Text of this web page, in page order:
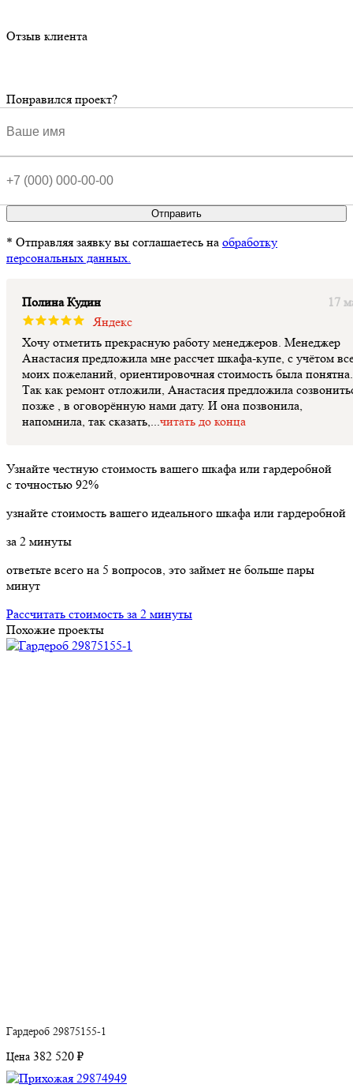
Отзыв клиента
Понравился проект?
Отправить
* Отправляя заявку вы соглашаетесь на обработку
персональных данных.
Полина Кудин
17
Яндекс
Хочу отметить прекрасную работу менеджеров. Менеджер
Анастасия предложила мне рассчет шкафа-купе, с учётом
моих пожеланий, ориентировочная стоимость была понятна.
Так как ремонт отложили, Анастасия предложила
позже , в оговорённую нами дату. И она позвонила,
напомнила, так сказать,...читать до конца
Узнайте честную стоимость вашего шкафа или гардеробной
с точностью 92%
узнайте стоимость вашего идеального шкафа или гардеробной
за 2 минуты
ответьте всего на 5 вопросов, это займет не больше пары
минут
Рассчитать стоимость за 2 минуты
Похожие проекты
Гардероб 29875155-1
Цена 382 520 ₽